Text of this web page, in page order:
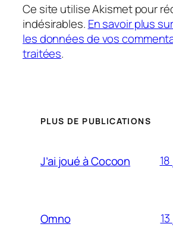
Ce site utilise Akismet pour
indésirables. En savoir plus
les données de vos
traitées.
PLUS DE PUBLICATIONS
J’ai joué à Cocoon
Omno